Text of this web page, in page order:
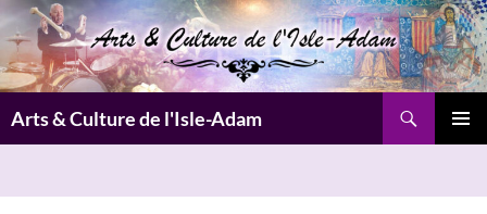
Aller
au
contenu
Arts & Culture de l'Isle-Adam